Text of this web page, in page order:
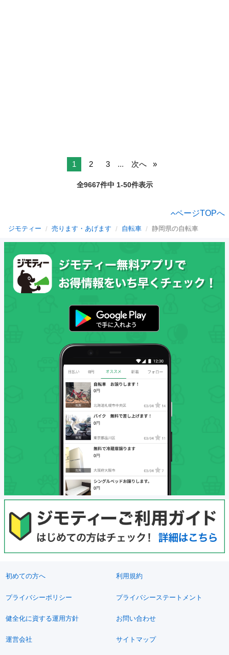
1 2 3 ... 次へ
全9667件中 1-50件表示
ページTOPへ
ジモティー 売ります・あげます 自転車 静岡県の自転車
初めての方へ 利用規約
プライバシーポリシー プライバシーステートメント
健全化に資する運用方針 お問い合わせ
運営会社 サイトマップ